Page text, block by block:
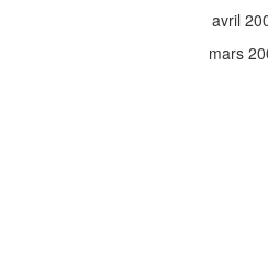
avril
mars